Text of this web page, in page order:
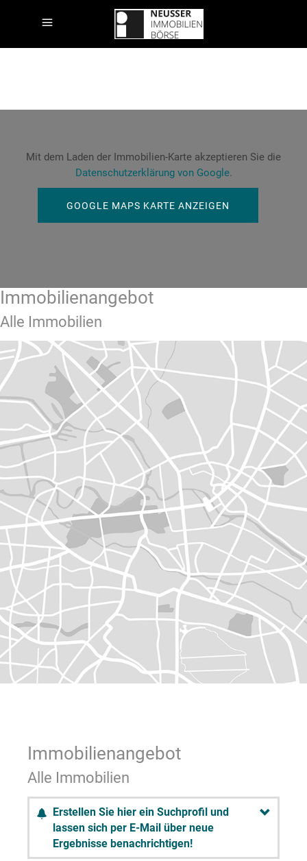
Mit dem Laden der Immobilien-Karte akzeptieren Sie die
Datenschutzerklärung von Google.
GOOGLE MAPS KARTE ANZEIGEN
Immobilien­angebot
Alle Immobilien
Immobilien­angebot
Alle Immobilien
Erstellen Sie hier ein Suchprofil und
lassen sich per E-Mail über neue
Ergebnisse benachrichtigen!